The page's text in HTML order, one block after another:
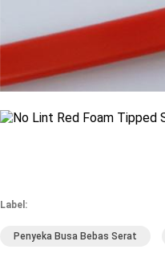
Label:
Penyeka Busa Bebas Serat